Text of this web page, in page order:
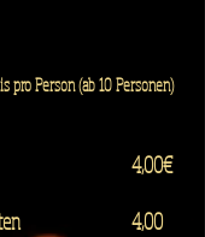
pro Person (ab 10 Personen)
4,00€
4,00